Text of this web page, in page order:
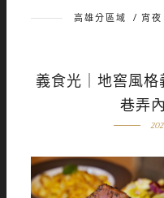
高雄分區域 / 宵夜
義食光｜地窖風
巷弄